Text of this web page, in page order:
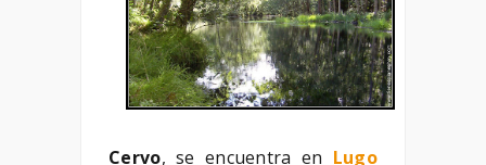
Cervo, se encuentra en Lugo